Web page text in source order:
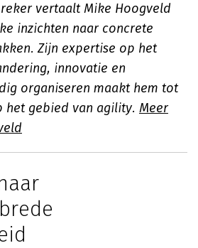
vertaalt Mike Hoogveld
inzichten naar concrete
Zijn expertise op het
innovatie en
organiseren maakt hem tot
het gebied van agility. Meer